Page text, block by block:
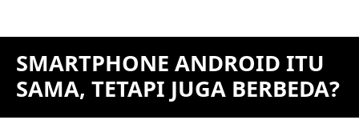
SMARTPHONE ANDROID ITU
SAMA, TETAPI JUGA BERBEDA?